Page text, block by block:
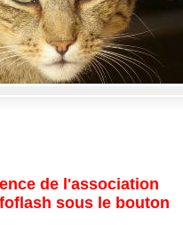
de l'association
sous le bouton